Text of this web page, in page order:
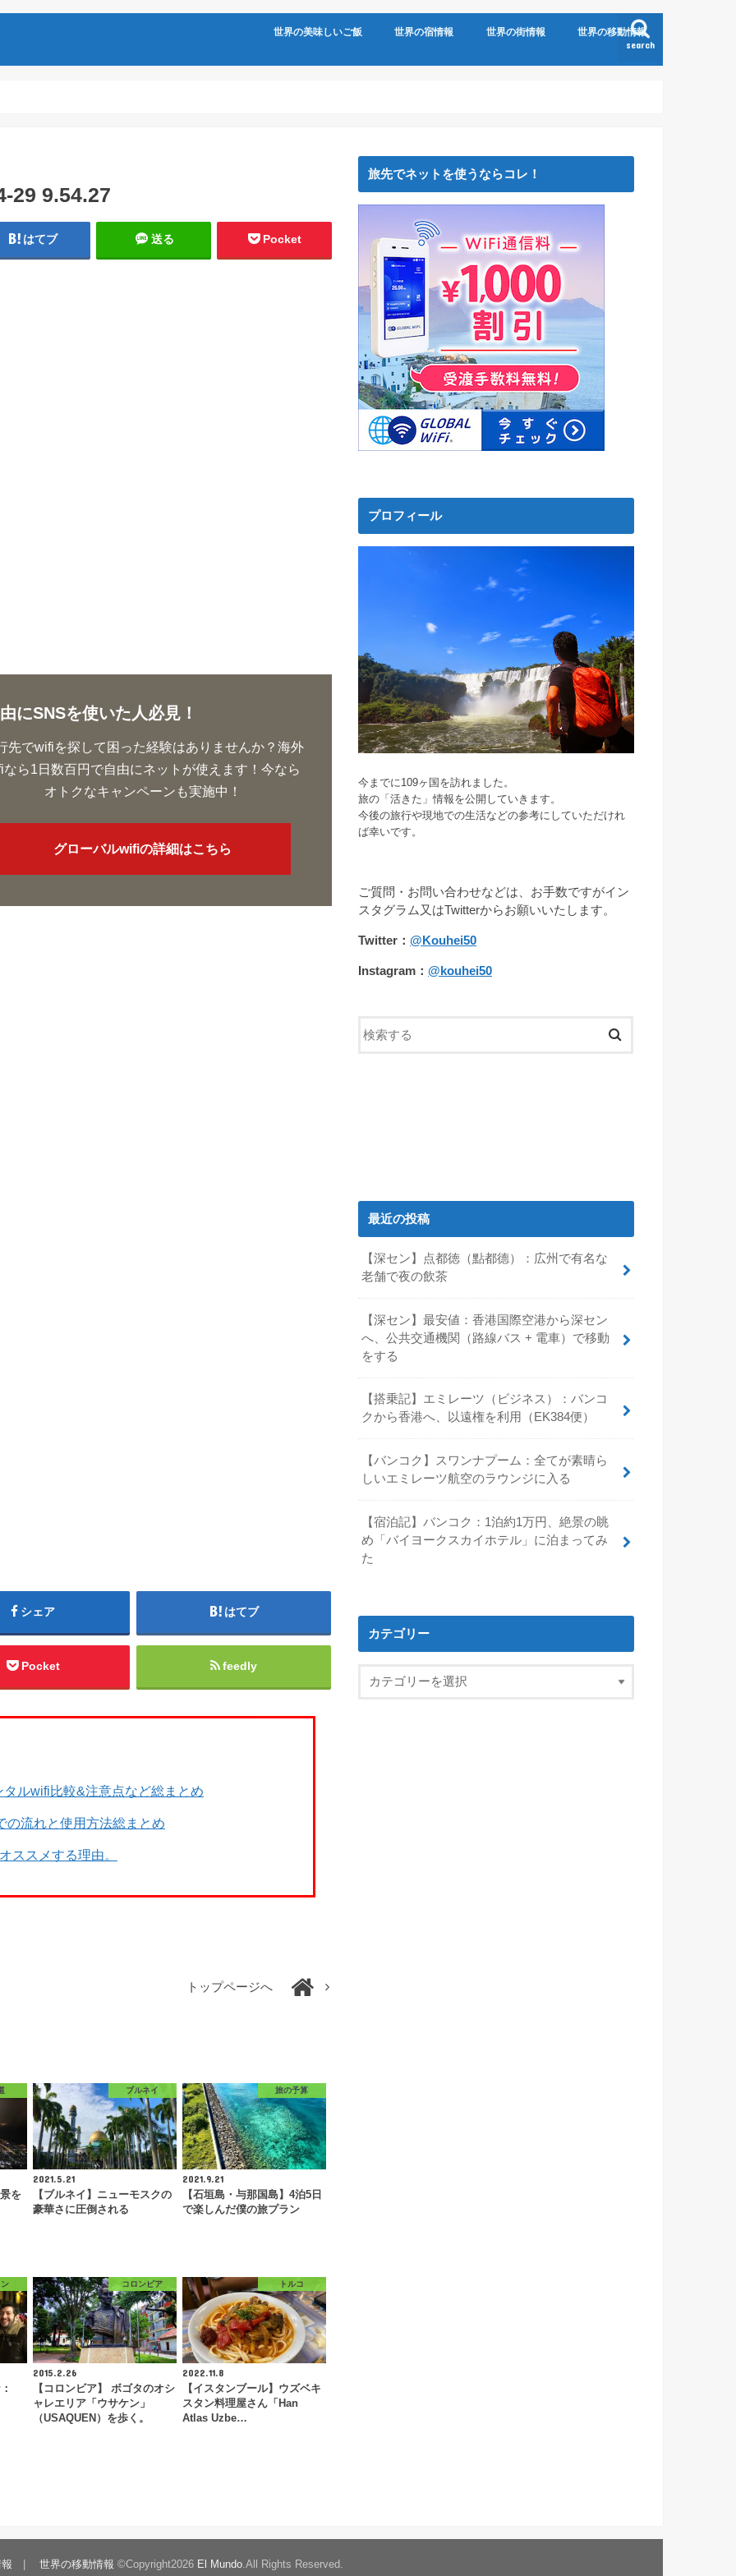
search
世界の美味しいご飯 世界の宿情報 世界の街情報 世界の移動情報
29 9.54.27
はてブ 送る Pocket
にSNSを使いた人必見！
先でwifiを探して困った経験はありませんか？海外
なら1日数百円で自由にネットが使えます！今なら
オトクなキャンペーンも実施中！
グローバルwifiの詳細はこちら
シェア はてブ
Pocket feedly
ルwifi比較&注意点など総まとめ
の流れと使用方法総まとめ
ススメする理由。
トップページへ
を
ブルネイ
2021.5.21
【ブルネイ】ニューモスクの
豪華さに圧倒される
旅の予算
2021.9.21
【石垣島・与那国島】4泊5日
で楽しんだ僕の旅プラン
コロンビア
2015.2.26
【コロンビア】 ボゴタのオシ
ャレエリア「ウサケン」
（USAQUEN）を歩く。
トルコ
2022.11.8
【イスタンブール】ウズベキ
スタン料理屋さん「Han
Atlas Uzbe…
旅先でネットを使うならコレ！
プロフィール
今までに109ヶ国を訪れました。
旅の「活きた」情報を公開していきます。
今後の旅行や現地での生活などの参考にしていただけれ
ば幸いです。
ご質問・お問い合わせなどは、お手数ですがイン
スタグラム又はTwitterからお願いいたします。
Twitter： @Kouhei50
Instagram： @kouhei50
最近の投稿
【深セン】点都徳（點都德）：広州で有名な
老舗で夜の飲茶
【深セン】最安値：香港国際空港から深セン
へ、公共交通機関（路線バス + 電車）で移動
をする
【搭乗記】エミレーツ（ビジネス）：バンコ
クから香港へ、以遠権を利用（EK384便）
【バンコク】スワンナプーム：全てが素晴ら
しいエミレーツ航空のラウンジに入る
【宿泊記】バンコク：1泊約1万円、絶景の眺
め「バイヨークスカイホテル」に泊まってみ
た
カテゴリー
世界の移動情報 ©Copyright2026 El Mundo.All Rights Reserved.